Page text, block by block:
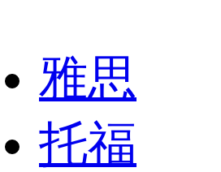
雅思
托福